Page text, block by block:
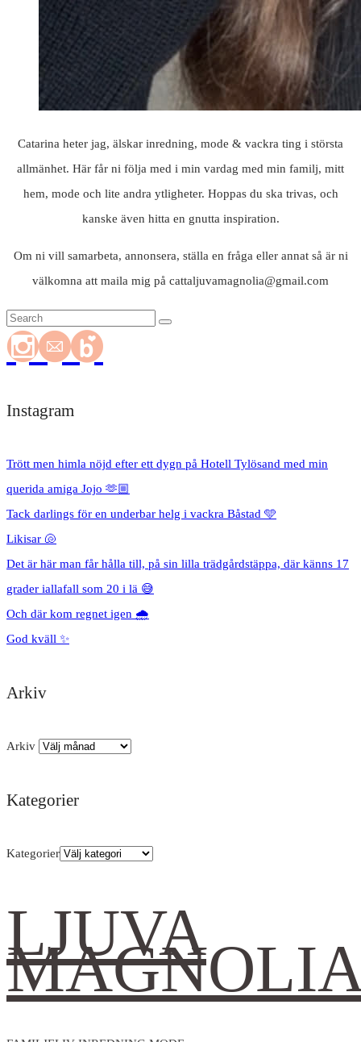
Catarina heter jag, älskar inredning, mode & vackra ting i största
allmänhet. Här får ni följa med i min vardag med min familj, mitt
hem, mode och lite andra ytligheter. Hoppas du ska trivas, och
kanske även hitta en gnutta inspiration.
Om ni vill samarbeta, annonsera, ställa en fråga eller annat så är ni
välkomna att maila mig på cattaljuvamagnolia@gmail.com
Instagram
Trött men himla nöjd efter ett dygn på Hotell Tylösand med min
querida amiga Jojo 🫶🏼
Tack darlings för en underbar helg i vackra Båstad 🩵
Likisar 🐚
Det är här man får hålla till, på sin lilla trädgårdstäppa, där känns 17
grader iallafall som 20 i lä 😅
Och där kom regnet igen 🌧️
God kväll ✨
Arkiv
Arkiv
Kategorier
Kategorier
LJUVA